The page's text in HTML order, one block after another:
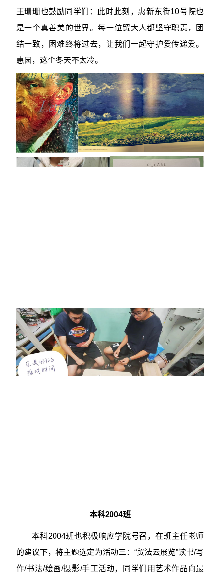
王珊珊也鼓励同学们：此时此刻，惠新东街10号院也
是一个真善美的世界。每一位贸大人都坚守职责，团
结一致，困难终将过去，让我们一起守护爱传递爱。
惠园，这个冬天不太冷。
本科2004班
本科2004班也积极响应学院号召，在班主任老师
的建议下，将主题选定为活动三：“贸法云展览”读书/写
作/书法/绘画/摄影/手工活动，同学们用艺术作品向最